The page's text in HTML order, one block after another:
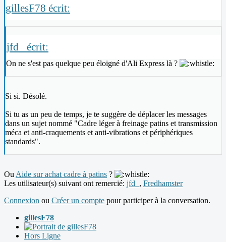
gillesF78 écrit:
jfd_ écrit:
On ne s'est pas quelque peu éloigné d'Ali Express là ?
Si si. Désolé.
Si tu as un peu de temps, je te suggère de déplacer les messages
dans un sujet nommé "Cadre léger à freinage patins et transmission
méca et anti-craquements et anti-vibrations et périphériques
standards".
Ou Aide sur achat cadre à patins ?
Les utilisateur(s) suivant ont remercié: jfd_ , Fredhamster
Connexion ou Créer un compte pour participer à la conversation.
gillesF78
Hors Ligne